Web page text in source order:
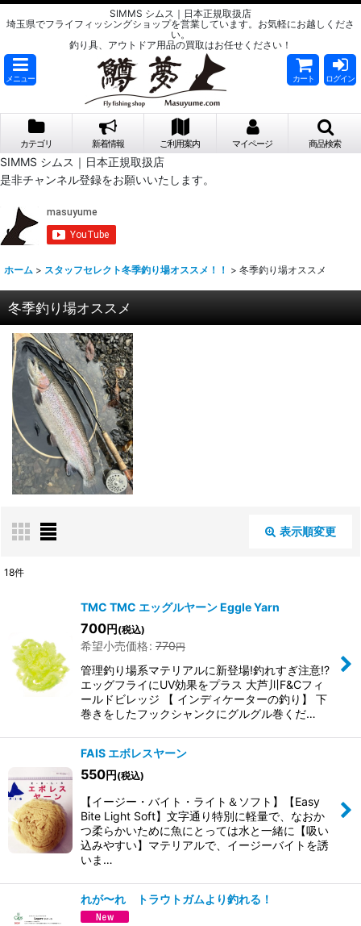
SIMMS シムス｜日本正規取扱店
埼玉県でフライフィッシングショップを営業しています。お気軽にお越しくださ
い。
釣り具、アウトドア用品の買取はお任せください！
メニュー カート ログイン
カテゴリ 新着情報 ご利用案内 マイページ 商品検索
SIMMS シムス｜日本正規取扱店
是非チャンネル登録をお願いいたします。
ホーム > スタッフセレクト冬季釣り場オススメ！！ > 冬季釣り場オススメ
冬季釣り場オススメ
表示順変更
並び順:
絞り込む
18件
TMC TMC エッグルヤーン Eggle Yarn
700円(税込)
希望小売価格: 770円
管理釣り場系マテリアルに新登場!釣れすぎ注意!?
エッグフライにUV効果をプラス 大芦川F&Cフィ
ールドビレッジ 【 インディケーターの釣り】 下
巻きをしたフックシャンクにグルグル巻くだ…
FAIS エボレスヤーン
550円(税込)
【イージー・バイト・ライト＆ソフト】【Easy
Bite Light Soft】文字通り特別に軽量で、なおか
つ柔らかいために魚にとっては水と一緒に【吸い
込みやすい】マテリアルで、イージーバイトを誘
いま…
れが〜れ トラウトガムより釣れる！